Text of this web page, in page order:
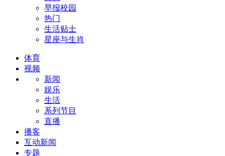
早报校园
热门
生活贴士
星座与生肖
体育
视频
新闻
娱乐
生活
系列节目
直播
播客
互动新闻
专题